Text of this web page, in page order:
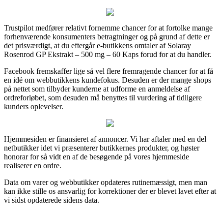
Trustpilot medfører relativt fornemme chancer for at fortolke mange
forhenværende konsumenters betragtninger og på grund af dette er
det prisværdigt, at du eftergår e-butikkens omtaler af Solaray
Rosenrod GP Ekstrakt – 500 mg – 60 Kaps forud for at du handler.
Facebook fremskaffer lige så vel flere fremragende chancer for at få
en idé om webbutikkens kundefokus. Desuden er der mange shops
på nettet som tilbyder kunderne at udforme en anmeldelse af
ordreforløbet, som desuden må benyttes til vurdering af tidligere
kunders oplevelser.
Hjemmesiden er finansieret af annoncer. Vi har aftaler med en del
netbutikker idet vi præsenterer butikkernes produkter, og høster
honorar for så vidt en af de besøgende på vores hjemmeside
realiserer en ordre.
Data om varer og webbutikker opdateres rutinemæssigt, men man
kan ikke stille os ansvarlig for korrektioner der er blevet lavet efter at
vi sidst opdaterede sidens data.